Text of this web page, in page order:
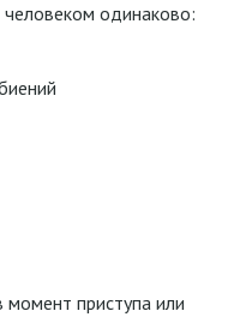
одинаково:
момент приступа или